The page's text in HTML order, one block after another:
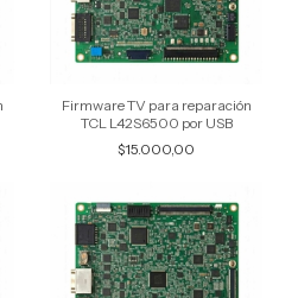
Firmware TV para reparación
TCL L42S6500 por USB
$15.000,00